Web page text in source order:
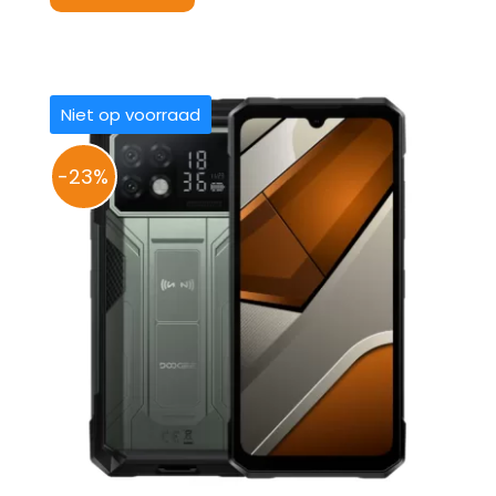
Niet op voorraad
-23%